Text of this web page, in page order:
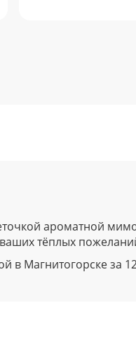
ароматной
тёплых
в Магнитогорске за